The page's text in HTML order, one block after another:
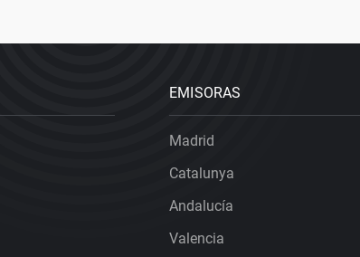
EMISORAS
Madrid
Catalunya
Andalucía
Valencia